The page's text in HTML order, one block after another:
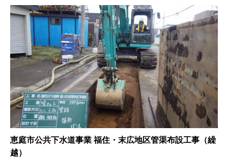
恵庭市公共下水道事業 福住・末広地区管渠布設工事（繰
越）